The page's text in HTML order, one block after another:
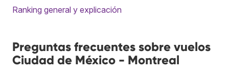
Ranking general y explicación
Preguntas frecuentes sobre vuelos
Ciudad de México - Montreal